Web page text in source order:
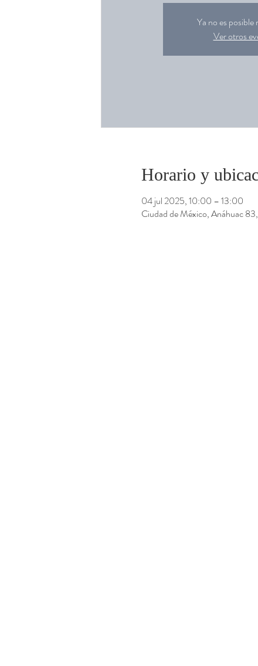
Ya no es posible
Ver otros
Horario y
04 jul 2025, 10:00 – 13:00
Ciudad de México, Anáhuac